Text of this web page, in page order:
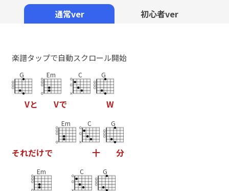
通常ver 初心者ver
楽譜タップで自動スクロール開始
G
Vと
Em
Vで
C G
W
それだけで
Em C
十
G
分
Em C G